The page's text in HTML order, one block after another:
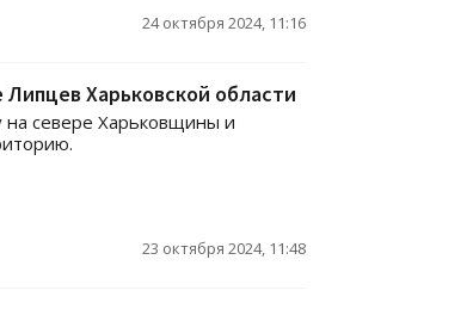
24 октября 2024, 11:16
Харьковской области
на севере Харьковщины и
23 октября 2024, 11:48